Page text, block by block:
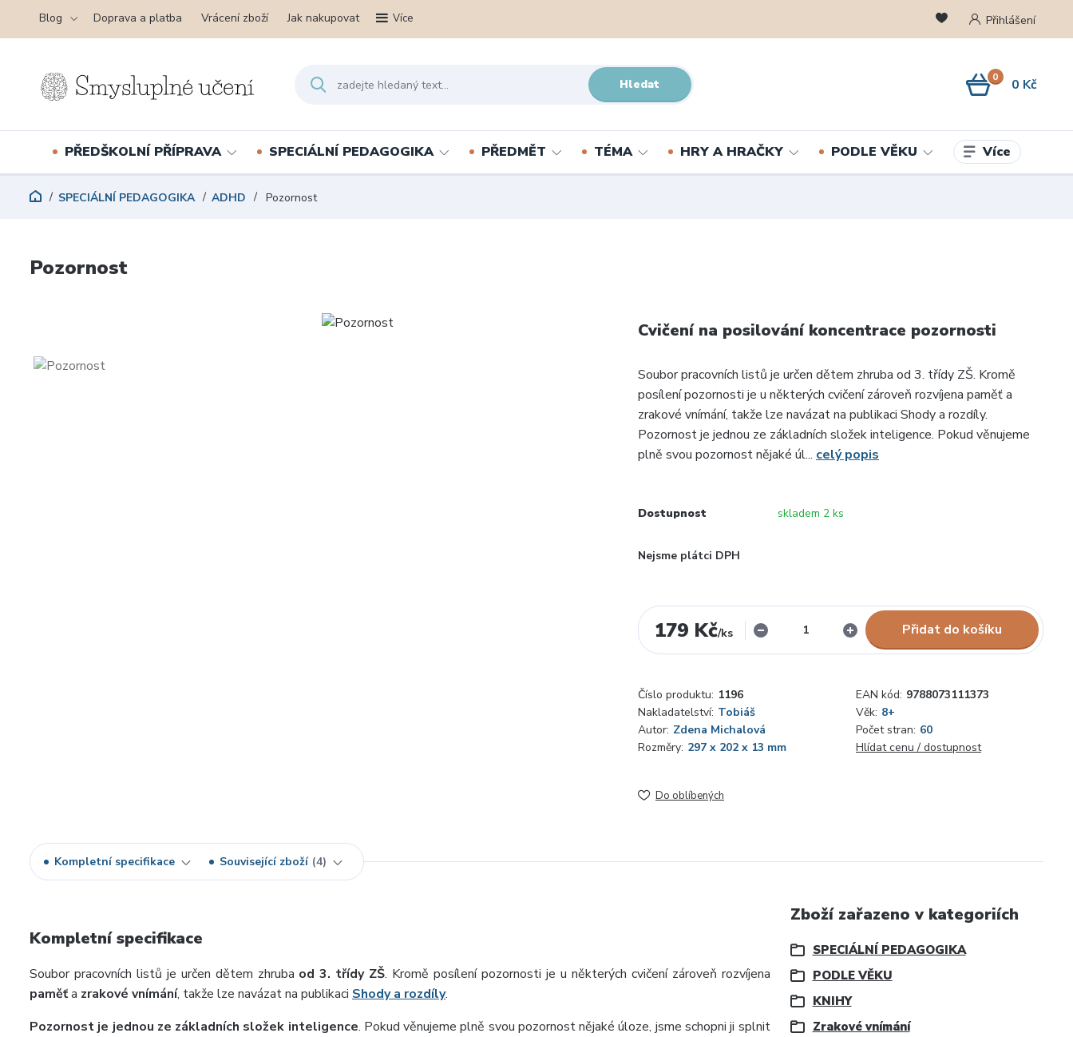
Blog Doprava a platba Vrácení zboží Jak nakupovat Více Přihlášení
Hledat 0 0 Kč
PŘEDŠKOLNÍ PŘÍPRAVA SPECIÁLNÍ PEDAGOGIKA PŘEDMĚT TÉMA HRY A HRAČKY PODLE VĚKU Více
SPECIÁLNÍ PEDAGOGIKA ADHD Pozornost
Pozornost
Cvičení na posilování koncentrace pozornosti
Soubor pracovních listů je určen dětem zhruba od 3. třídy ZŠ. Kromě
posílení pozornosti je u některých cvičení zároveň rozvíjena paměť a
zrakové vnímání, takže lze navázat na publikaci Shody a rozdíly.
Pozornost je jednou ze základních složek inteligence. Pokud věnujeme
plně svou pozornost nějaké úl... celý popis
Dostupnost skladem 2 ks
Nejsme plátci DPH
179 Kč/ks Přidat do košíku
Číslo produktu: 1196 EAN kód: 9788073111373
Nakladatelství: Tobiáš Věk: 8+
Autor: Zdena Michalová Počet stran: 60
Rozměry: 297 x 202 x 13 mm Hlídat cenu / dostupnost
Do oblíbených
Kompletní specifikace Související zboží 4
Kompletní specifikace
Soubor pracovních listů je určen dětem zhruba od 3. třídy ZŠ. Kromě posílení pozornosti je u některých cvičení zároveň rozvíjena
paměťa zrakové vnímání, takže lze navázat na publikaci Shody a rozdíly.
Pozornost je jednou ze základních složek inteligence. Pokud věnujeme plně svou pozornost nějaké úloze, jsme schopni ji splnit
Zboží zařazeno v kategoriích
SPECIÁLNÍ PEDAGOGIKA
PODLE VĚKU
KNIHY
Zrakové vnímání